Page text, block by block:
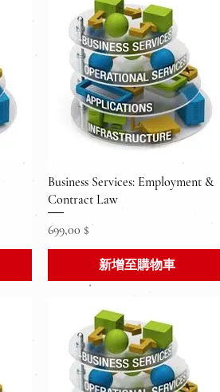
快速瀏覽
Business Services: Employment &
Contract Law
價格
699,00 $
新增至購物車